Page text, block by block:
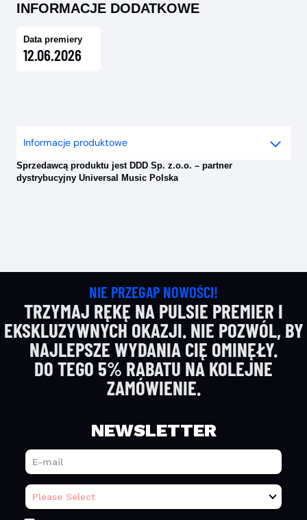
INFORMACJE DODATKOWE
Data premiery
12.06.2026
Informacje produktowe
Sprzedawcą produktu jest DDD Sp. z.o.o. – partner
dystrybucyjny Universal Music Polska
NIE PRZEGAP NOWOŚCI!
TRZYMAJ RĘKĘ NA PULSIE PREMIER I
EKSKLUZYWNYCH OKAZJI. NIE POZWÓL, BY
NAJLEPSZE WYDANIA CIĘ OMINĘŁY.
DO TEGO 5% RABATU NA KOLEJNE
ZAMÓWIENIE.